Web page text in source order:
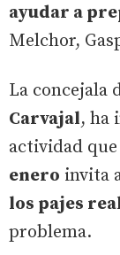
ayudar a
Melchor,
La concejala
Carvajal, ha
actividad que
enero invita
los pajes
problema.